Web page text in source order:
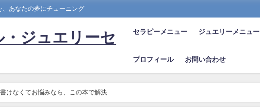
あなたの夢にチューニング
ジュエリーセ
セラピーメニュー ジュエリーメニュー
プロフィール お問い合わせ
けなくてお悩みなら、この本で解決